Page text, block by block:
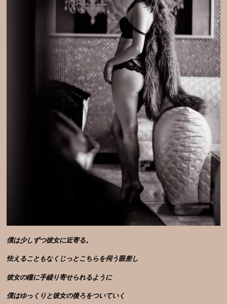
僕は少しずつ彼女に近寄る。
怯えることもなくじっとこちらを伺う眼差し
彼女の瞳に手繰り寄せられるように
僕はゆっくりと彼女の後ろをついていく